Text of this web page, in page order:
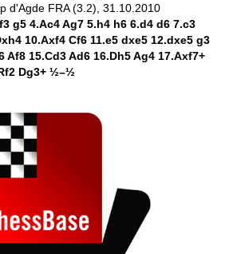
d'Agde FRA (3.2), 31.10.2010
g5 4.Ac4 Ag7 5.h4 h6 6.d4 d6 7.c3
10.Axf4 Cf6 11.e5 dxe5 12.dxe5 g3
Af8 15.Cd3 Ad6 16.Dh5 Ag4 17.Axf7+
Dg3+ ½–½